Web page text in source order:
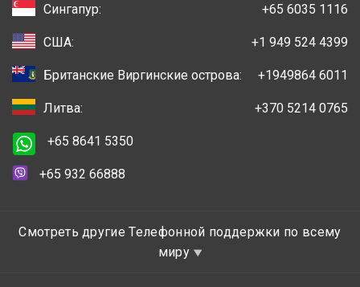
Сингапур: +65 6035 1116
США: +1 949 524 4399
Британские Виргинские острова: +1949864 6011
Литва: +370 5214 0765
+65 8641 5350
+65 932 66888
Смотреть другие Телефонной поддержки по всему
миру